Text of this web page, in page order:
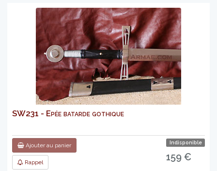
SW231 - Epée batarde gothique
Ajouter au panier
Rappel
Indisponible
159 €